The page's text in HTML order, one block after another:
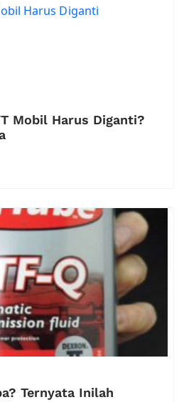
Mobil Harus Diganti?
Ternyata Inilah